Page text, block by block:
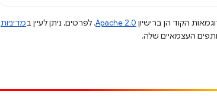
הקוד הן ברישיון Apache 2.0. לפרטים, ניתן לעיין במדיניות